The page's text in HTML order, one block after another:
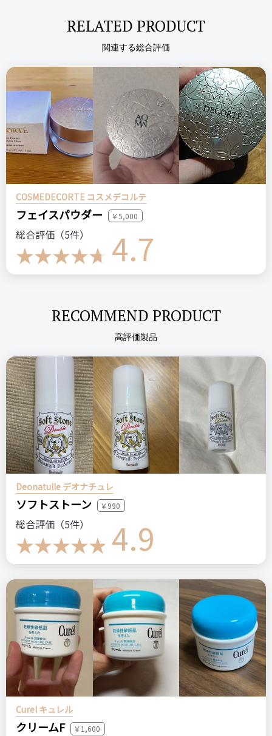
おすすめしない人：明るめの色のリップがお好きな方
比較したもの・こちらを選んだ理由
ないです。
価格
3,850円
場所
三越銀座
コスメデコルテ ザルージュベルベット
リップ
デパコス
＼ショップで商品を探す／
コメント（0 件）
ログイン
・パフがふわふわで大きくて気持ちがいい
・量がたくさん入ってる
・素肌がキレイみたいに粉浮きせず自然に仕上がること
悪いところ（残念）
・この色に限って？ですが、ちょっとラメ感がうるさめ
注意点
カラーバリエーションがあるのですが、色味は好みもあるし結
構大切だと思うのでちゃんと試してから買うほうがいいかもし
れません。
おすすめする人・おすすめしない人
ヘアメイクの友人に勧められて。ブラシのほうが更に自然に仕
上がると言ってました。
価格
3,900円
場所
デパート
コスメデコルテ フェイスパウダー
デパコス
この商品の【総合評価】を見る
＼ショップで商品を探す／
ステマっぽい
コメント（0 件）
RELATED PRODUCT
関連する総合評価
COSMEDECORTE コスメデコルテ
フェイスパウダー ￥5,000
総合評価（5件） 4.7
RECOMMEND PRODUCT
高評価製品
Deonatulle デオナチュレ
ソフトストーン ￥990
総合評価（5件） 4.9
Curel キュレル
クリームF ￥1,600